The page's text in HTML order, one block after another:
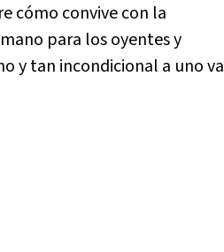
cómo convive con la
para los oyentes y
y tan incondicional a uno va